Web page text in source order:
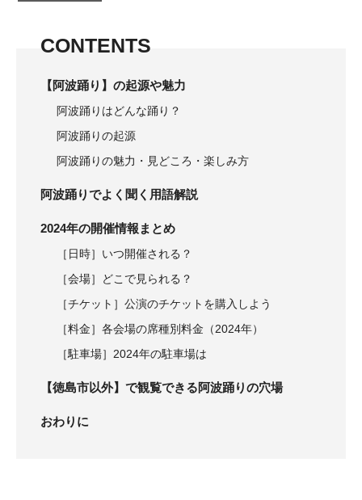
CONTENTS
【阿波踊り】の起源や魅力
阿波踊りはどんな踊り？
阿波踊りの起源
阿波踊りの魅力・見どころ・楽しみ方
阿波踊りでよく聞く用語解説
2024年の開催情報まとめ
［日時］いつ開催される？
［会場］どこで見られる？
［チケット］公演のチケットを購入しよう
［料金］各会場の席種別料金（2024年）
［駐車場］2024年の駐車場は
【徳島市以外】で観覧できる阿波踊りの穴場
おわりに